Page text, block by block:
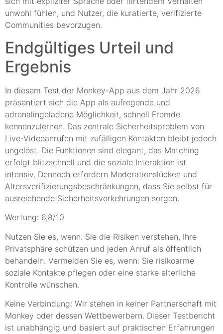
unwohl fühlen, und Nutzer, die kuratierte, verifizierte
Communities bevorzugen.
Endgültiges Urteil und
Ergebnis
In diesem Test der Monkey-App aus dem Jahr 2026
präsentiert sich die App als aufregende und
adrenalingeladene Möglichkeit, schnell Fremde
kennenzulernen. Das zentrale Sicherheitsproblem von
Live-Videoanrufen mit zufälligen Kontakten bleibt jedoch
ungelöst. Die Funktionen sind elegant, das Matching
erfolgt blitzschnell und die soziale Interaktion ist
intensiv. Dennoch erfordern Moderationslücken und
Altersverifizierungsbeschränkungen, dass Sie selbst für
ausreichende Sicherheitsvorkehrungen sorgen.
Wertung: 6,8/10
Nutzen Sie es, wenn: Sie die Risiken verstehen, Ihre
Privatsphäre schützen und jeden Anruf als öffentlich
behandeln. Vermeiden Sie es, wenn: Sie risikoarme
soziale Kontakte pflegen oder eine starke elterliche
Kontrolle wünschen.
Keine Verbindung: Wir stehen in keiner Partnerschaft mit
Monkey oder dessen Wettbewerbern. Dieser Testbericht
ist unabhängig und basiert auf praktischen Erfahrungen